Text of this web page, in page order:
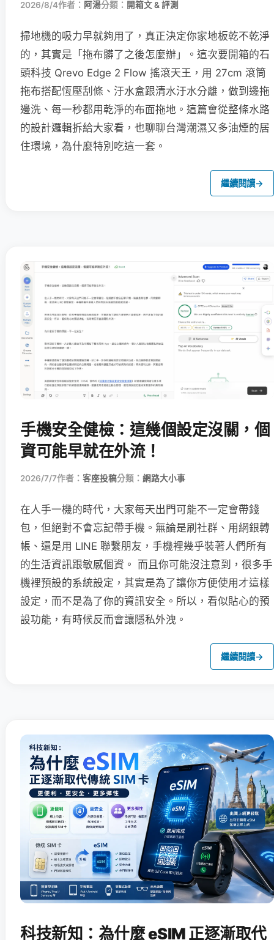
2026/8/4作者： 阿湯分類： 開箱文 & 評測
掃地機的吸力早就夠用了，真正決定你家地板乾不乾淨
的，其實是「拖布髒了之後怎麼辦」。這次要開箱的石
頭科技 Qrevo Edge 2 Flow 搖滾天王，用 27cm 滾筒
拖布搭配恆壓刮條、汙水盒跟清水汙水分離，做到邊拖
邊洗、每一秒都用乾淨的布面拖地。這篇會從整條水路
的設計邏輯拆給大家看，也聊聊台灣潮濕又多油煙的居
住環境，為什麼特別吃這一套。
繼續閱讀→
手機安全健檢：這幾個設定沒關，個
資可能早就在外流！
2026/7/7作者： 客座投稿分類： 網路大小事
在人手一機的時代，大家每天出門可能不一定會帶錢
包，但絕對不會忘記帶手機。無論是刷社群、用網銀轉
帳、還是用 LINE 聯繫朋友，手機裡幾乎裝著人們所有
的生活資訊跟敏感個資。 而且你可能沒注意到，很多手
機裡預設的系統設定，其實是為了讓你方便使用才這樣
設定，而不是為了你的資訊安全。所以，看似貼心的預
設功能，有時候反而會讓隱私外洩。
繼續閱讀→
科技新知：為什麼 eSIM 正逐漸取代